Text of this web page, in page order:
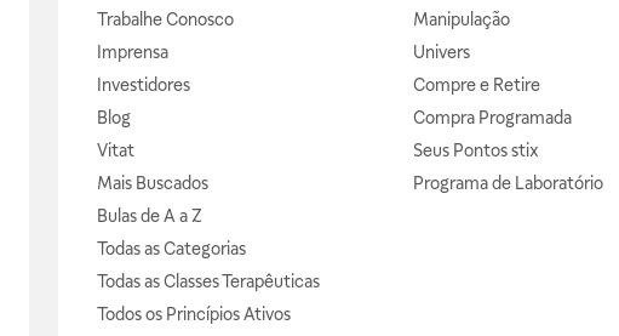
Trabalhe Conosco
Imprensa
Investidores
Blog
Vitat
Mais Buscados
Bulas de A a Z
Todas as Categorias
Todas as Classes Terapêuticas
Todos os Princípios Ativos
Manipulação
Univers
Compre e Retire
Compra Programada
Seus Pontos stix
Programa de Laboratório